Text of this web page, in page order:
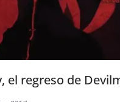
el regreso de